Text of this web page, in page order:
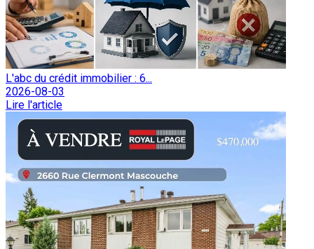
L'abc du crédit immobilier : 6...
2026-08-03
Lire l'article